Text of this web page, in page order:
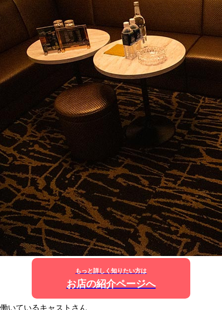
もっと詳しく知りたい方は
お店の紹介ページへ
働いているキャストさん